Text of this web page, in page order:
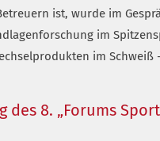
ist, wurde im
im
im
des 8. „Forums